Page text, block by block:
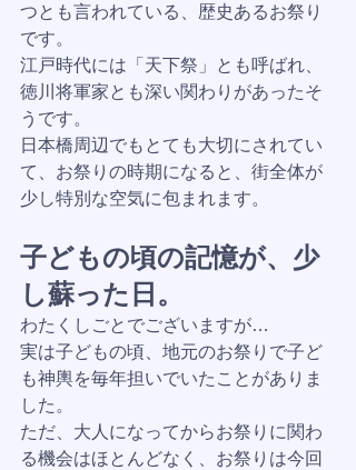
つとも言われている、歴史あるお祭り
です。
江戸時代には「天下祭」とも呼ばれ、
徳川将軍家とも深い関わりがあったそ
うです。
日本橋周辺でもとても大切にされてい
て、お祭りの時期になると、街全体が
少し特別な空気に包まれます。
子どもの頃の記憶が、少
し蘇った日。
わたくしごとでございますが…
実は子どもの頃、地元のお祭りで子ど
も神輿を毎年担いでいたことがありま
した。
ただ、大人になってからお祭りに関わ
る機会はほとんどなく、お祭りは今回